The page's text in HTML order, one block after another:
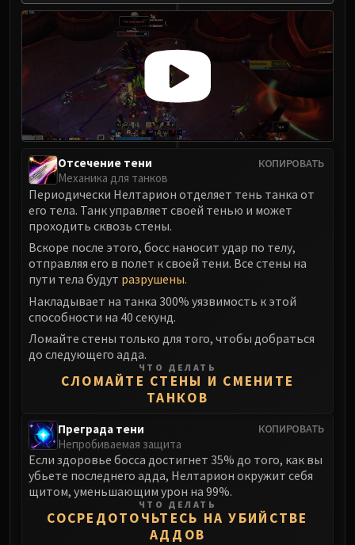
КОПИРОВАТЬ
Отсечение тени
Механика для танков
Периодически Нелтарион отделяет тень танка от
его тела. Танк управляет своей тенью и может
проходить сквозь стены.
Вскоре после этого, босс наносит удар по телу,
отправляя его в полет к своей тени. Все стены на
пути тела будут разрушены.
Накладывает на танка 300% уязвимость к этой
способности на 40 секунд.
Ломайте стены только для того, чтобы добраться
до следующего адда.
ЧТО ДЕЛАТЬ
СЛОМАЙТЕ СТЕНЫ И СМЕНИТЕ
ТАНКОВ
КОПИРОВАТЬ
Преграда тени
Непробиваемая защита
Если здоровье босса достигнет 35% до того, как вы
убьете последнего адда, Нелтарион окружит себя
щитом, уменьшающим урон на 99%.
ЧТО ДЕЛАТЬ
СОСРЕДОТОЧЬТЕСЬ НА УБИЙСТВЕ
АДДОВ